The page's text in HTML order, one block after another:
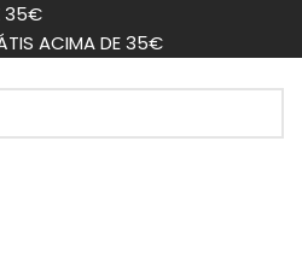
35€
ACIMA DE 35€